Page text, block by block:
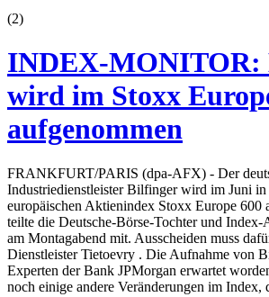
(2)
INDEX-MONITOR:
wird im Stoxx
aufgenommen
FRANKFURT/PARIS (dpa-AFX) - Der
Industriedienstleister Bilfinger wird im Juni in
europäischen Aktienindex Stoxx Europe 600
teilte die Deutsche-Börse-Tochter und
am Montagabend mit. Ausscheiden muss
Dienstleister Tietoevry . Die Aufnahme von
Experten der Bank JPMorgan erwartet
noch einige andere Veränderungen im Index,